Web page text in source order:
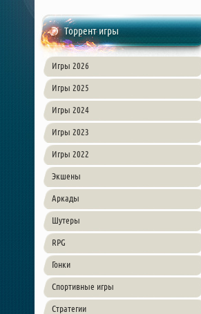
Торрент игры
Игры 2026
Игры 2025
Игры 2024
Игры 2023
Игры 2022
Экшены
Аркады
Шутеры
RPG
Гонки
Спортивные игры
Стратегии